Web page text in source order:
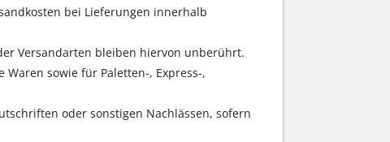
bei Lieferungen innerhalb
Versandarten bleiben hiervon unberührt.
sowie für Paletten-, Express-,
oder sonstigen Nachlässen, sofern